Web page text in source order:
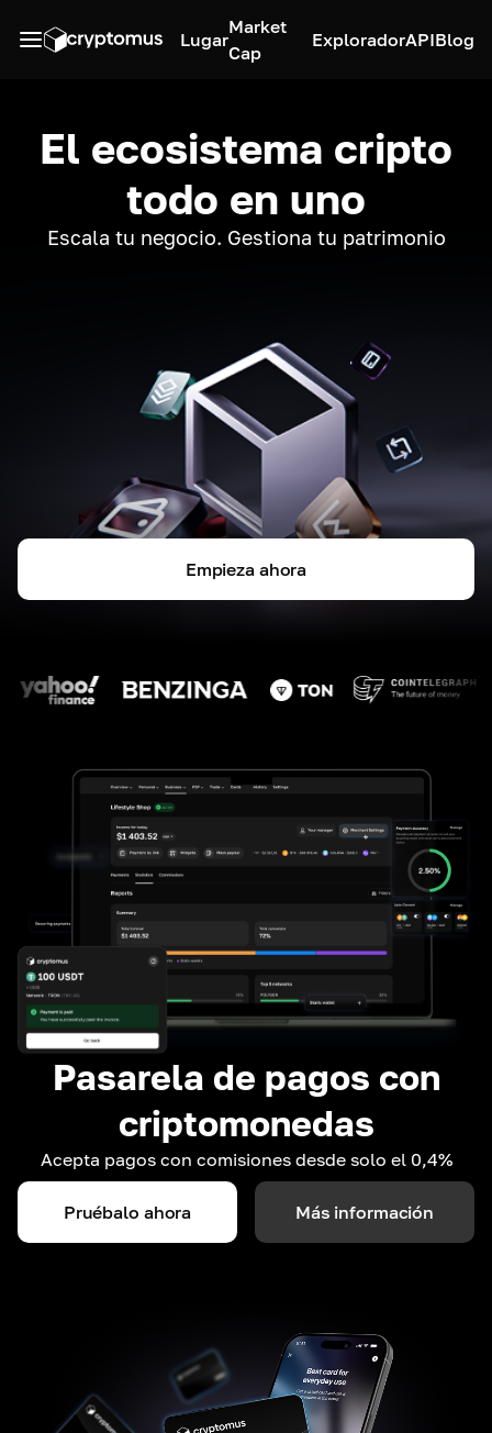
Lugar
Market
Cap
ExploradorAPIBlog
El ecosistema cripto
todo en uno
Escala tu negocio. Gestiona tu patrimonio
Empieza ahora
Pasarela de pagos con
criptomonedas
Acepta pagos con comisiones desde solo el 0,4%
Pruébalo ahora Más información